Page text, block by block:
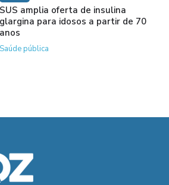
SUS amplia oferta de insulina
glargina para idosos a partir de 70
anos
Saúde pública